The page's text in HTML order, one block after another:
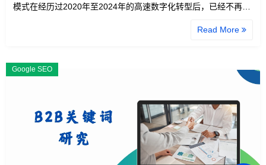
模式在经历过2020年至2024年的高速数字化转型后，已经不再…
Read More
Google SEO